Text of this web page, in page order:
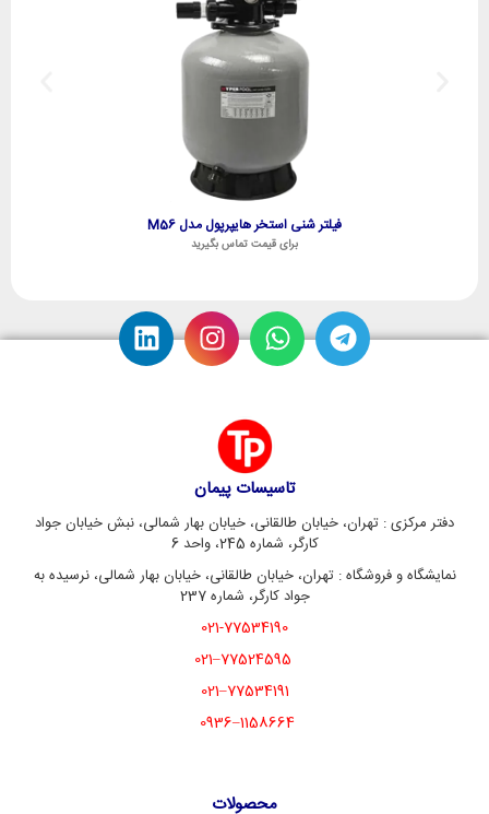
فیلتر شنی استخر هایپرپول مدل M56
برای قیمت تماس بگیرید
تاسیسات پیمان
دفتر مرکزی : تهران، خیابان طالقانی، خیابان بهار شمالی، نبش خیابان جواد
کارگر، شماره 245، واحد 6
نمایشگاه و فروشگاه : تهران، خیابان طالقانی، خیابان بهار شمالی، نرسیده به
جواد کارگر، شماره 237
021-77534190
77524595–021
77534191–021
1158664–0936
محصولات